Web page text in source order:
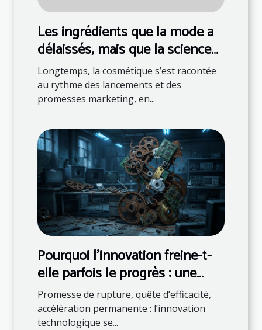
Les ingrédients que la mode a
délaissés, mais que la science
valide
Longtemps, la cosmétique s’est racontée
au rythme des lancements et des
promesses marketing, en...
Pourquoi l’innovation freine-t-
elle parfois le progrès : une
réalité tech inattendue
Promesse de rupture, quête d’efficacité,
accélération permanente : l’innovation
technologique se...